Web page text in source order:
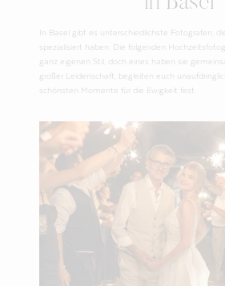
In Basel gibt es unterschiedlichste Fotografen,
spezialisiert haben. Die folgenden
ganz eigenen Stil, doch eines haben sie
großer Leidenschaft, begleiten euch
schönsten Momente für die Ewigkeit fest.